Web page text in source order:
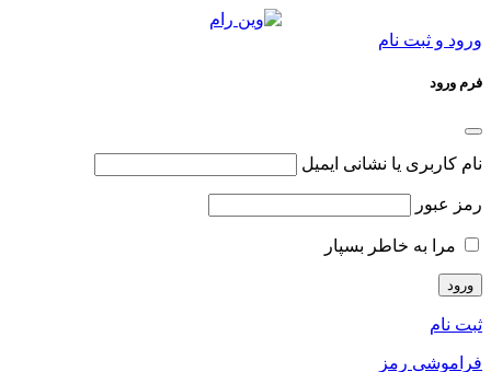
ورود و ثبت نام
فرم ورود
نام کاربری یا نشانی ایمیل
رمز عبور
مرا به خاطر بسپار
ثبت نام
فراموشی رمز